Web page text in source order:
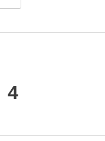
、 今っぽく瞳を引き立てる
4